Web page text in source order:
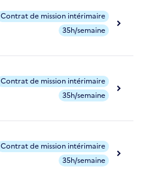
Contrat de mission intérimaire
35h/semaine
Contrat de mission intérimaire
35h/semaine
Contrat de mission intérimaire
35h/semaine